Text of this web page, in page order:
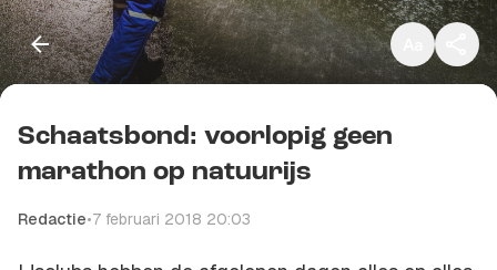
Kopieer link
Schaatsbond: voorlopig geen
marathon op natuurijs
Redactie•7 februari 2018 20:03